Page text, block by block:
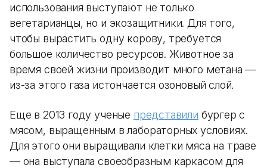
использования выступают не только
вегетарианцы, но и экозащитники. Для того,
чтобы вырастить одну корову, требуется
большое количество ресурсов. Животное за
время своей жизни производит много метана —
из-за этого газа истончается озоновый слой.
Еще в 2013 году ученые представили бургер с
мясом, выращенным в лабораторных условиях.
Для этого они выращивали клетки мяса на траве
— она выступала своеобразным каркасом для